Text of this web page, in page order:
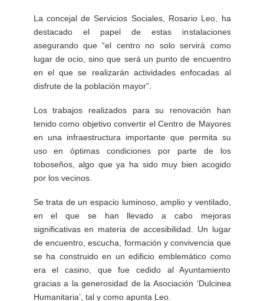
La concejal de Servicios Sociales, Rosario Leo, ha
destacado el papel de estas instalaciones
asegurando que “el centro no solo servirá como
lugar de ocio, sino que será un punto de encuentro
en el que se realizarán actividades enfocadas al
disfrute de la población mayor”.
Los trabajos realizados para su renovación han
tenido como objetivo convertir el Centro de Mayores
en una infraestructura importante que permita su
uso en óptimas condiciones por parte de los
toboseños, algo que ya ha sido muy bien acogido
por los vecinos.
Se trata de un espacio luminoso, amplio y ventilado,
en el que se han llevado a cabo mejoras
significativas en materia de accesibilidad. Un lugar
de encuentro, escucha, formación y convivencia que
se ha construido en un edificio emblemático como
era el casino, que fue cedido al Ayuntamiento
gracias a la generosidad de la Asociación ‘Dulcinea
Humanitaria’, tal y como apunta Leo.